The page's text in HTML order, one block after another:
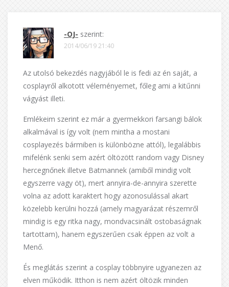
-OJ- szerint:
2014/06/19 21:40
Az utolsó bekezdés nagyjából le is fedi az én saját, a
cosplayről alkotott véleményemet, főleg ami a kitűnni
vágyást illeti.
Emlékeim szerint ez már a gyermekkori farsangi bálok
alkalmával is így volt (nem mintha a mostani
cosplayezés bármiben is különbözne attól), legalábbis
mifelénk senki sem azért öltözött random vagy Disney
hercegnőnek illetve Batmannek (amiből mindig volt
egyszerre vagy öt), mert annyira-de-annyira szerette
volna az adott karaktert hogy azonosulással akart
közelebb kerülni hozzá (amely magyarázat részemről
mindig is egy ritka nagy, mondvacsinált ostobaságnak
tartottam), hanem egyszerűen csak éppen az volt a
Menő.
És meglátás szerint a cosplay többnyire ugyanezen az
elven működik. Itthon is nem azért öltözik minden